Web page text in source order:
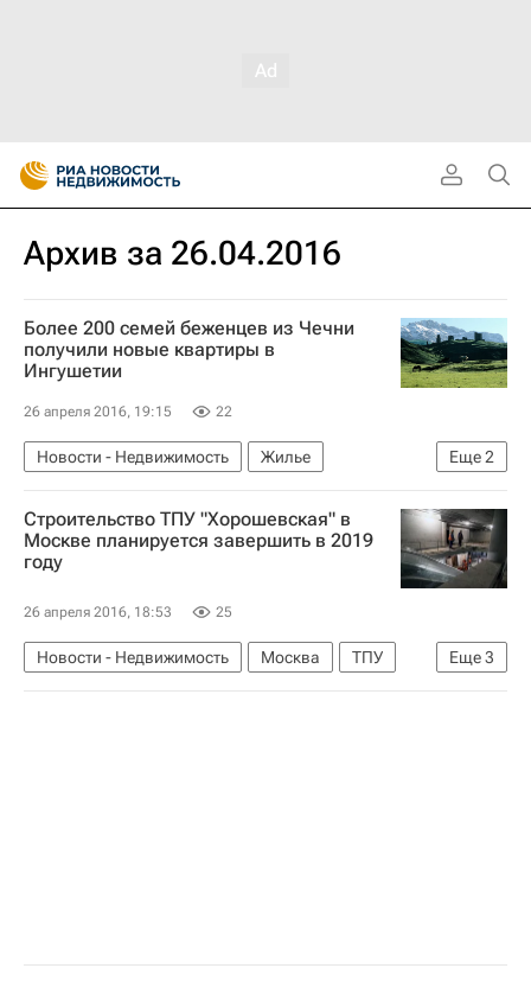
Архив за 26.04.2016
Более 200 семей беженцев из Чечни
получили новые квартиры в
Ингушетии
26 апреля 2016, 19:15 22
Еще2
Новости - Недвижимость
Жилье
Республика Ингушетия
Россия
Строительство ТПУ "Хорошевская" в
Москве планируется завершить в 2019
году
26 апреля 2016, 18:53 25
Еще3
Новости - Недвижимость Москва
ТПУ
Строительство ТПУ в Москве
Инфраструктура